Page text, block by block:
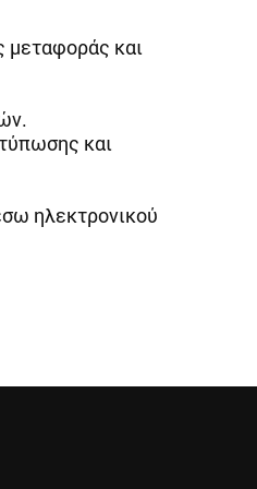
μεταφοράς και
και
ηλεκτρονικού